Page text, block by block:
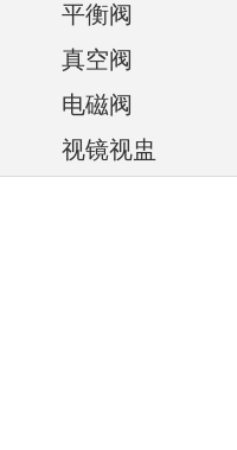
平衡阀
真空阀
电磁阀
视镜视盅